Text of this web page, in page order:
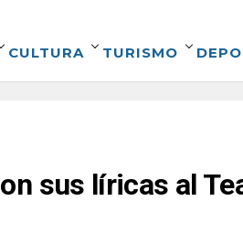
CULTURA TURISMO
sus líricas al